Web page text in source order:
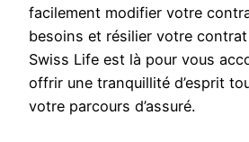
facilement modifier votre
besoins et résilier votre
Swiss Life est là pour vous
offrir une tranquillité d’esprit
votre parcours d’assuré.